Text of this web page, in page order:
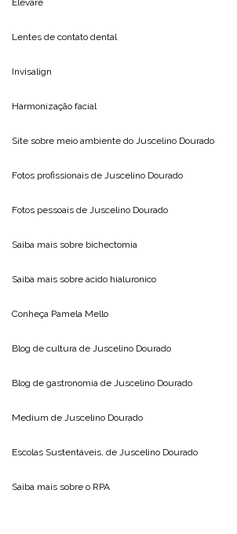
Lentes de contato dental
Invisalign
Harmonização facial
Site sobre meio ambiente do Juscelino Dourado
Fotos profissionais de Juscelino Dourado
Fotos pessoais de Juscelino Dourado
Saiba mais sobre bichectomia
Saiba mais sobre acido hialuronico
Conheça Pamela Mello
Blog de cultura de Juscelino Dourado
Blog de gastronomia de Juscelino Dourado
Medium de Juscelino Dourado
Escolas Sustentáveis, de Juscelino Dourado
Saiba mais sobre o RPA